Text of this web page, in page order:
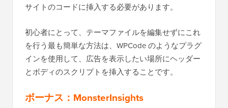
サイトのコードに挿入する必要があります。
初心者にとって、テーマファイルを編集せずにこれ
を行う最も簡単な方法は、WPCode のようなプラグ
インを使用して、広告を表示したい場所にヘッダー
とボディのスクリプトを挿入することです。
ボーナス：MonsterInsights